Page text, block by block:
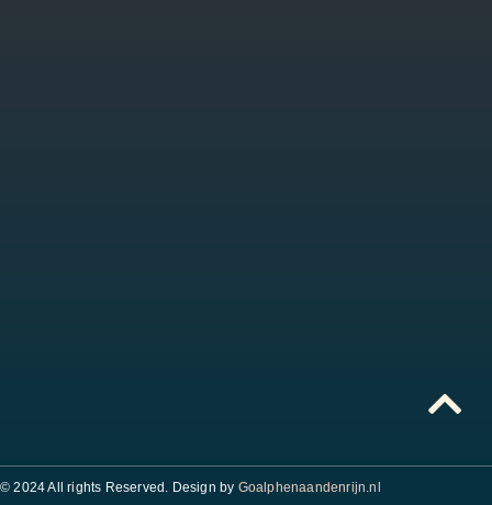
© 2024 All rights Reserved. Design by Goalphenaandenrijn.nl